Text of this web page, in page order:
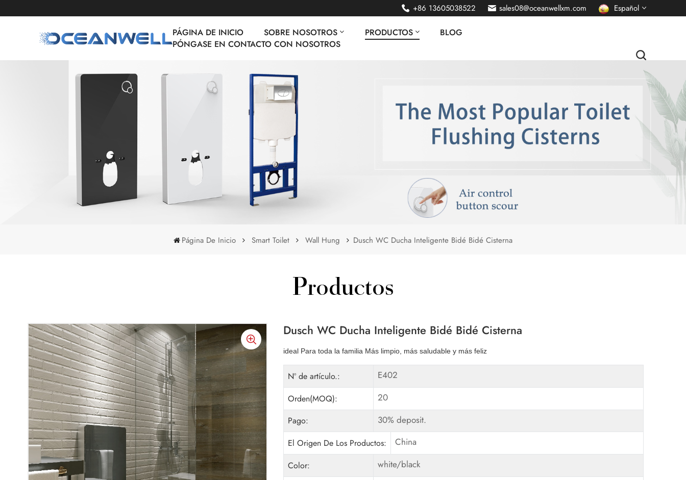
+86 13605038522 sales08@oceanwellxm.com Español
русский
italiano
PÁGINA DE INICIO SOBRE NOSOTROS PRODUCTOS
BLOG
PÓNGASE EN CONTACTO CON NOSOTROS
Página De Inicio Smart Toilet Wall Hung Dusch WC Ducha Inteligente Bidé Bidé Cisterna
Productos
Dusch WC Ducha Inteligente Bidé Bidé Cisterna
ideal Para toda la familia Más limpio, más saludable y más feliz
Nº de artículo.: E402
Orden(MOQ): 20
Pago: 30% deposit.
El Origen De Los Productos: China
Color: white/black